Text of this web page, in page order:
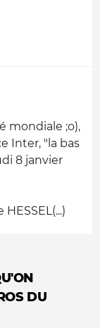
mondiale ;o),
Inter, "la bas
8 janvier
DU